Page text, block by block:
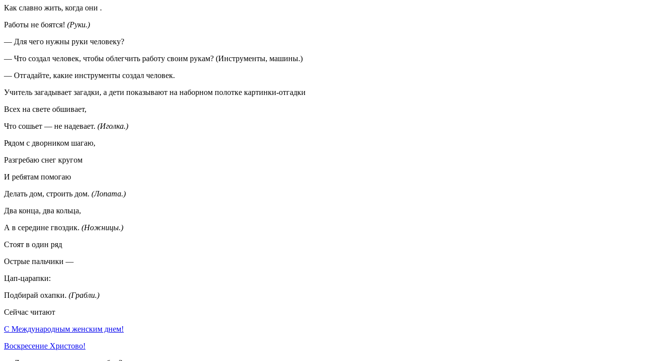
Как славно жить, когда они .
Работы не боятся! (Руки.)
— Для чего нужны руки человеку?
— Что создал человек, чтобы облегчить работу своим рукам? (Инструменты, машины.)
— Отгадайте, какие инструменты создал человек.
Учитель загадывает загадки, а дети показывают на наборном полотке картинки-отгадки
Всех на свете обшивает,
Что сошьет — не надевает. (Иголка.)
Рядом с дворником шагаю,
Разгребаю снег кругом
И ребятам помогаю
Делать дом, строить дом. (Лопата.)
Два конца, два кольца,
А в середине гвоздик. (Ножницы.)
Стоят в один ряд
Острые пальчики —
Цап-царапки:
Подбирай охапки. (Грабли.)
Сейчас читают
С Международным женским днем!
Воскресение Xристово!